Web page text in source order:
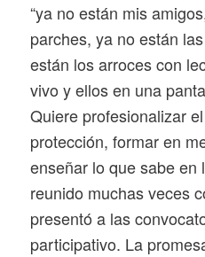
“ya no están mis
parches, ya no están
están los arroces con
vivo y ellos en una
Quiere profesionalizar
protección, formar en
enseñar lo que sabe en
reunido muchas veces
presentó a las
participativo. La